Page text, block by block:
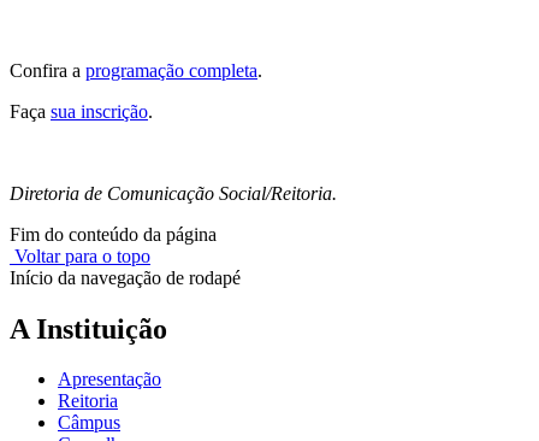
Confira a programação completa.
Faça sua inscrição.
Diretoria de Comunicação Social/Reitoria.
Fim do conteúdo da página
Voltar para o topo
Início da navegação de rodapé
A Instituição
Apresentação
Reitoria
Câmpus